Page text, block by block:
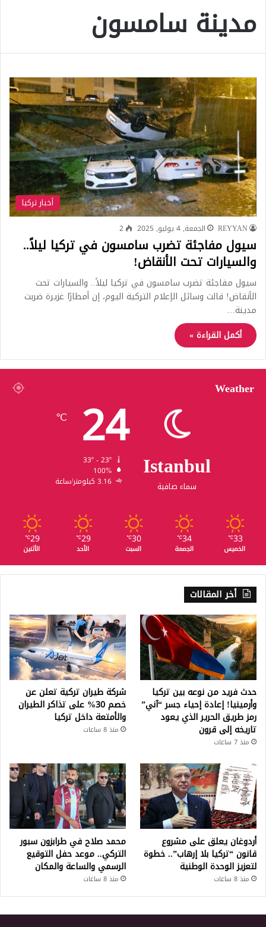
مدينة سامسون
أخبار تركيا
REYYAN الجمعة, 4 يوليو, 2025 2
سيول مفاجئة تضرب سامسون في تركيا ليلاً..
والسيارات تحت الأنقاض!
سيول مفاجئة تضرب سامسون في تركيا ليلاً.. والسيارات تحت
الأنقاض! قالت وسائل الإعلام التركية اليوم، إن أمطارًا غزيرة ضربت
مدينة…
أكمل القراءة »
Weather
Istanbul
سماء صافية
24
℃
100%
3.16 كيلومتر/ساعة
33
℃
الخميس
34
℃
الجمعة
30
℃
السبت
29
℃
الأحد
29
℃
الأثنين
أخر المقالات
حدث فريد من نوعه بين تركيا
وأرمينيا! إعادة إحياء جسر “آني”
رمز طريق الحرير الذي يعود
تاريخه إلى قرون
منذ 7 ساعات
شركة طيران تركية تعلن عن
خصم 30% على تذاكر الطيران
والأمتعة داخل تركيا
منذ 8 ساعات
أردوغان يعلق على مشروع
قانون “تركيا بلا إرهاب”.. خطوة
لتعزيز الوحدة الوطنية
منذ 8 ساعات
محمد صلاح في طرابزون سبور
التركي.. موعد حفل التوقيع
الرسمي والساعة والمكان
منذ 8 ساعات